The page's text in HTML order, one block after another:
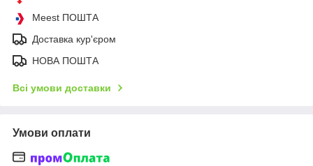
Meest ПОШТА
Доставка кур'єром
НОВА ПОШТА
Всі умови доставки
Умови оплати